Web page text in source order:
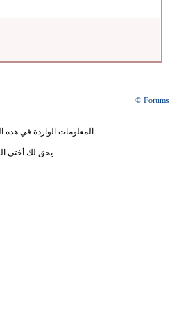
Forums ©
المعلومات الواردة في هذه
يحق لك أختي